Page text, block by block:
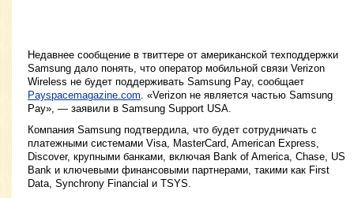
Недавнее сообщение в твиттере от американской техподдержки
Samsung дало понять, что оператор мобильной связи Verizon
Wireless не будет поддерживать Samsung Pay, сообщает
Payspacemagazine.com. «Verizon не является частью Samsung
Pay», — заявили в Samsung Support USA.
Компания Samsung подтвердила, что будет сотрудничать с
платежными системами Visa, MasterCard, American Express,
Discover, крупными банками, включая Bank of America, Chase, US
Bank и ключевыми финансовыми партнерами, такими как First
Data, Synchrony Financial и TSYS.